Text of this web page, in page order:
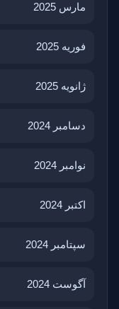
مارس 2025
فوریه 2025
ژانویه 2025
دسامبر 2024
نوامبر 2024
اکتبر 2024
سپتامبر 2024
آگوست 2024